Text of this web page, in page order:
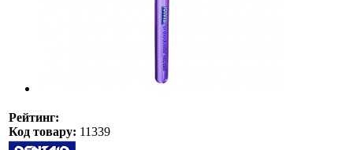
Рейтинг:
Код товару: 11339